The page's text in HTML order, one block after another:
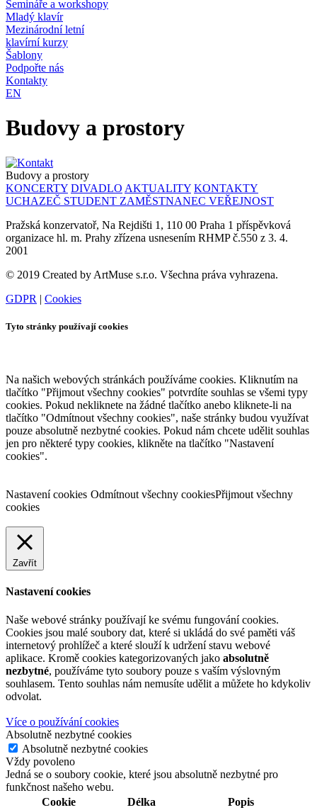
Semináře a workshopy
Mladý klavír
Mezinárodní letní
klavírní kurzy
Šablony
Podpořte nás
Kontakty
EN
Budovy a prostory
Budovy a prostory
KONCERTY DIVADLO AKTUALITY KONTAKTY
UCHAZEČ STUDENT ZAMĚSTNANEC VEŘEJNOST
Pražská konzervatoř, Na Rejdišti 1, 110 00 Praha 1 příspěvková
organizace hl. m. Prahy zřízena usnesením RHMP č.550 z 3. 4.
2001
© 2019 Created by ArtMuse s.r.o. Všechna práva vyhrazena.
GDPR | Cookies
Tyto stránky používají cookies
Na našich webových stránkách používáme cookies. Kliknutím na
tlačítko "Přijmout všechny cookies" potvrdíte souhlas se všemi typy
cookies. Pokud nekliknete na žádné tlačítko anebo kliknete-li na
tlačítko "Odmítnout všechny cookies", naše stránky budou využívat
pouze absolutně nezbytné cookies. Pokud nám chcete udělit souhlas
jen pro některé typy cookies, klikněte na tlačítko "Nastavení
cookies".
Nastavení cookies Odmítnout všechny cookiesPřijmout všechny
cookies
Zavřít
Nastavení cookies
Naše webové stránky používají ke svému fungování cookies.
Cookies jsou malé soubory dat, které si ukládá do své paměti váš
internetový prohlížeč a které slouží k udržení stavu webové
aplikace. Kromě cookies kategorizovaných jako absolutně
nezbytné, používáme tyto soubory pouze s vaším výslovným
souhlasem. Tento souhlas nám nemusíte udělit a můžete ho kdykoliv
odvolat.
Více o používání cookies
Absolutně nezbytné cookies
Absolutně nezbytné cookies
Vždy povoleno
Jedná se o soubory cookie, které jsou absolutně nezbytné pro
funkčnost našeho webu.
Cookie
Délka Popis